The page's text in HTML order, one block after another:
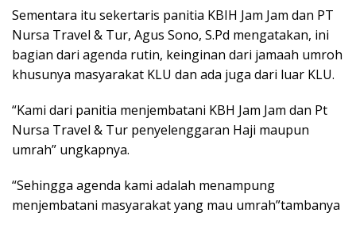
Sementara itu sekertaris panitia KBIH Jam Jam dan PT
Nursa Travel & Tur, Agus Sono, S.Pd mengatakan, ini
bagian dari agenda rutin, keinginan dari jamaah umroh
khusunya masyarakat KLU dan ada juga dari luar KLU.
“Kami dari panitia menjembatani KBH Jam Jam dan Pt
Nursa Travel & Tur penyelenggaran Haji maupun
umrah” ungkapnya.
“Sehingga agenda kami adalah menampung
menjembatani masyarakat yang mau umrah”tambanya